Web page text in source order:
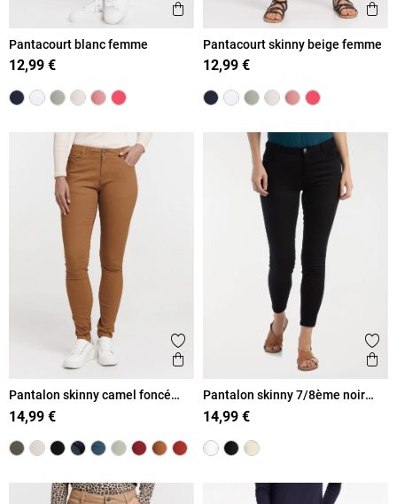
Ajouter aux favoris
Aperçu rapide
Pantacourt blanc femme
12,99 €
Pantacourt skinny beige femme
12,99 €
Ajouter aux favoris
Aperçu rapide
Pantalon skinny camel foncé
femme
14,99 €
Pantalon skinny 7/8ème noir
femme
14,99 €